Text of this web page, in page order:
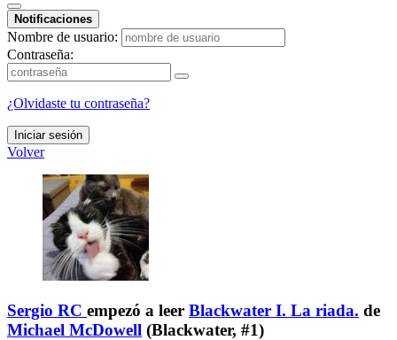
Notificaciones
Nombre de usuario:
Contraseña:
¿Olvidaste tu contraseña?
Iniciar sesión
Volver
Sergio RC empezó a leer Blackwater I. La riada. de
Michael McDowell (Blackwater, #1)